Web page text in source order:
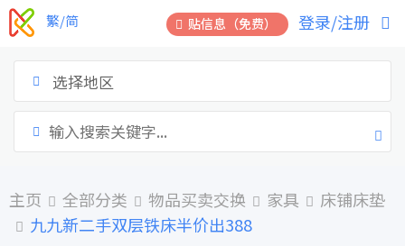
跳
到
贴信息（免费） 登录/注册
繁/简
选择地区
主页 全部分类 物品买卖交换 家具
床铺床垫
九九新二手双层铁床半价出388